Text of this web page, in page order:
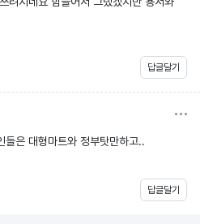
답글달기
들은 대형마트와 정부탓만하고..
답글달기